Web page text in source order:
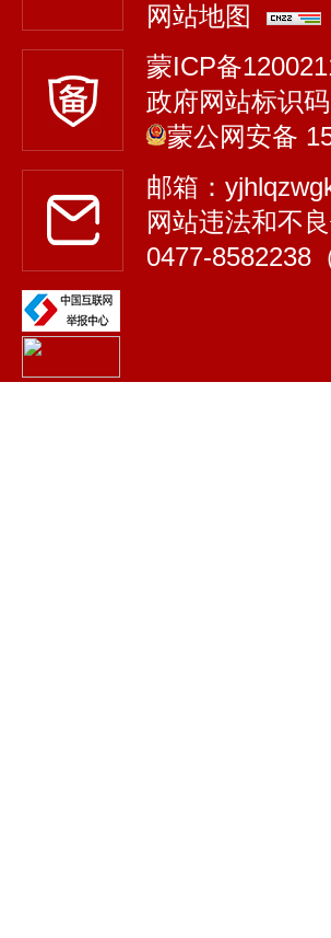
网站地图
蒙ICP备
政府网站标识
蒙公网安备
邮箱：
网站违法和不
0477-8582238